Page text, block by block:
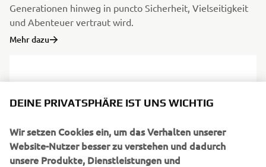
Generationen hinweg in puncto Sicherheit, Vielseitigkeit
und Abenteuer vertraut wird.
Mehr dazu
DEINE PRIVATSPHÄRE IST UNS WICHTIG
Wir setzen Cookies ein, um das Verhalten unserer
Website-Nutzer besser zu verstehen und dadurch
unsere Produkte, Dienstleistungen und